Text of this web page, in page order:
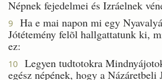
Népnek fejedelmei és Izráelnek
9
Ha e mai napon mi egy
Jótétemény felõl hallgattatunk ki,
ez:
10
Legyen tudtotokra
egész népének, hogy a Názáretbeli